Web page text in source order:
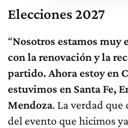
Elecciones 2027
“Nosotros estamos muy
con la renovación y la
partido. Ahora estoy en
estuvimos en Santa Fe,
Mendoza. La verdad
del evento que hicimos